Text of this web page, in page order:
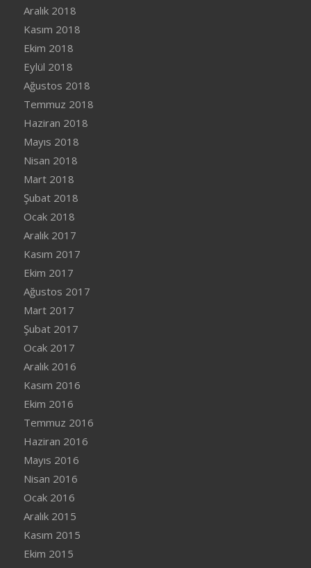
Aralık 2018
Kasım 2018
Ekim 2018
Eylül 2018
Ağustos 2018
Temmuz 2018
Haziran 2018
Mayıs 2018
Nisan 2018
Mart 2018
Şubat 2018
Ocak 2018
Aralık 2017
Kasım 2017
Ekim 2017
Ağustos 2017
Mart 2017
Şubat 2017
Ocak 2017
Aralık 2016
Kasım 2016
Ekim 2016
Temmuz 2016
Haziran 2016
Mayıs 2016
Nisan 2016
Ocak 2016
Aralık 2015
Kasım 2015
Ekim 2015